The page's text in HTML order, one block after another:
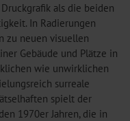
als die beiden
In Radierungen
zu neuen visuellen
Gebäude und Plätze in
wie unwirklichen
surreale
spielt der
1970er Jahren, die in